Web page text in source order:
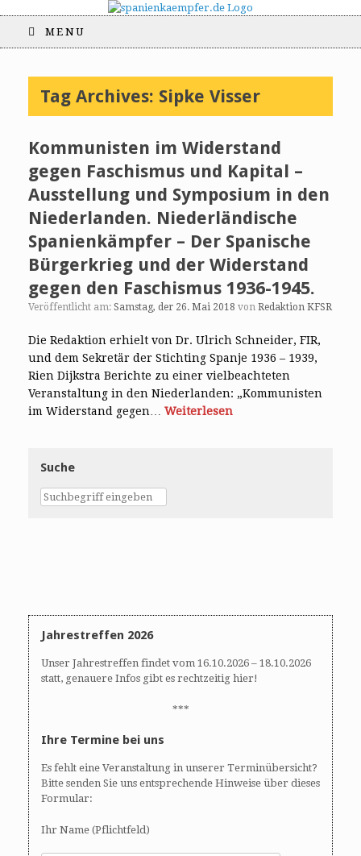
MENU
Tag Archives: Sipke Visser
Kommunisten im Widerstand
gegen Faschismus und Kapital –
Ausstellung und Symposium in den
Niederlanden. Niederländische
Spanienkämpfer – Der Spanische
Bürgerkrieg und der Widerstand
gegen den Faschismus 1936-1945.
Veröffentlicht am: Samstag, der 26. Mai 2018 von Redaktion KFSR
Die Redaktion erhielt von Dr. Ulrich Schneider, FIR,
und dem Sekretär der Stichting Spanje 1936 – 1939,
Rien Dijkstra Berichte zu einer vielbeachteten
Veranstaltung in den Niederlanden: „Kommunisten
im Widerstand gegen… Weiterlesen
Suche
Jahrestreffen 2026
Unser Jahrestreffen findet vom 16.10.2026 – 18.10.2026
statt, genauere Infos gibt es rechtzeitig hier!
***
Ihre Termine bei uns
Es fehlt eine Veranstaltung in unserer Terminübersicht?
Bitte senden Sie uns entsprechende Hinweise über dieses
Formular:
Ihr Name (Pflichtfeld)